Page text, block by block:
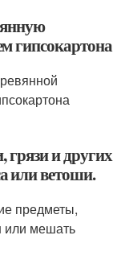
гипсокартона
грязи и других
или ветоши.
предметы,
или мешать